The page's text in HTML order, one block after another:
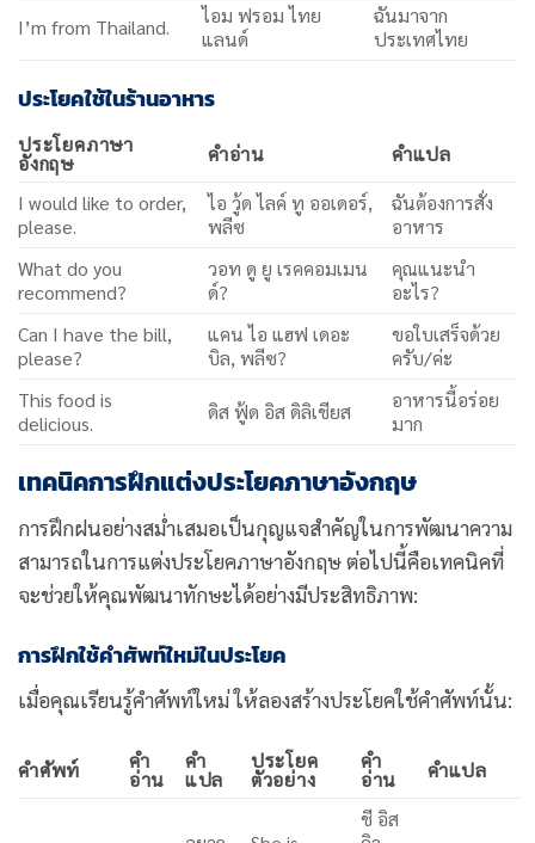
I’m from Thailand.
ไอม ฟรอม ไทย
แลนด์
ฉันมาจาก
ประเทศไทย
ประโยคใช้ในร้านอาหาร
ประโยคภาษา
อังกฤษ คำอ่าน
คำแปล
I would like to order,
please.
ไอ วู้ด ไลค์ ทู ออเดอร์,
พลีซ
ฉันต้องการสั่ง
อาหาร
What do you
recommend?
วอท ดู ยู เรคคอมเมน
ด์?
คุณแนะนำ
อะไร?
Can I have the bill,
please?
แคน ไอ แฮฟ เดอะ
บิล, พลีซ?
ขอใบเสร็จด้วย
ครับ/ค่ะ
This food is
delicious.
ดิส ฟู้ด อิส ดิลิเชียส
อาหารนี้อร่อย
มาก
เทคนิคการฝึกแต่งประโยคภาษาอังกฤษ
การฝึกฝนอย่างสม่ำเสมอเป็นกุญแจสำคัญในการพัฒนาความ
สามารถในการแต่งประโยคภาษาอังกฤษ ต่อไปนี้คือเทคนิคที่
จะช่วยให้คุณพัฒนาทักษะได้อย่างมีประสิทธิภาพ:
การฝึกใช้คำศัพท์ใหม่ในประโยค
เมื่อคุณเรียนรู้คำศัพท์ใหม่ ให้ลองสร้างประโยคใช้คำศัพท์นั้น:
คำศัพท์ คำ
อ่าน
คำ
แปล
ประโยค
ตัวอย่าง
คำ
อ่าน คำแปล
ชี อิส